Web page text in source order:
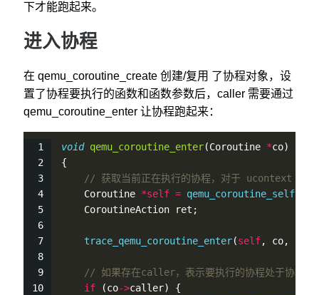
下才能跑起来。
进入协程
在 qemu_coroutine_create 创建/复用 了协程对象，设
置了协程要执行的函数和函数参数后，caller 需要通过
qemu_coroutine_enter 让协程跑起来：
void qemu_coroutine_enter(Coroutine *co)
{
// 获取当前正在执行的协程，对于 ucontext 实
    Coroutine
*self = qemu_coroutine_self
    CoroutineAction ret;
trace_qemu_coroutine_enter(self, co, co
// 如果存在caller，表示要执行的协程处于协程内
if (co->caller) {